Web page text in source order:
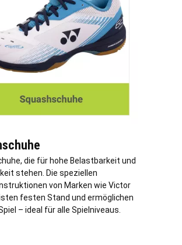
die für hohe Belastbarkeit und
stehen. Die speziellen
von Marken wie Victor
festen Stand und ermöglichen
– ideal für alle Spielniveaus.